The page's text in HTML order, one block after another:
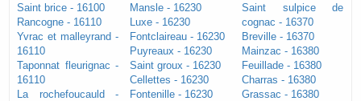
Saint brice - 16100
Rancogne - 16110
Yvrac et malleyrand -
16110
Taponnat fleurignac -
16110
La rochefoucauld -
Mansle - 16230
Luxe - 16230
Fontclaireau - 16230
Puyreaux - 16230
Saint groux - 16230
Cellettes - 16230
Fontenille - 16230
Saint sulpice de
cognac - 16370
Breville - 16370
Mainzac - 16380
Feuillade - 16380
Charras - 16380
Grassac - 16380